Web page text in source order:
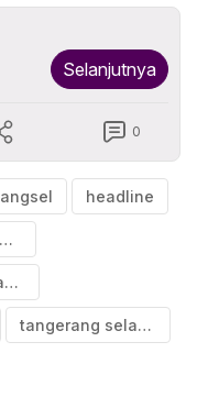
Selanjutnya
0
headline
kabupaten tangerang
psbb di kota tangerang
tangerang selatan